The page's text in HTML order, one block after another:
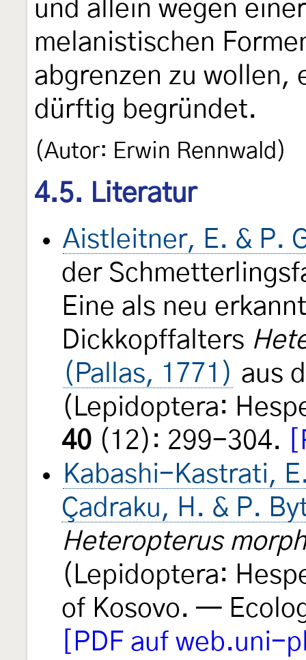
und allein wegen
melanistischen
abgrenzen zu wollen,
dürftig begründet.
(Autor: Erwin Rennwald)
4.5. Literatur
Aistleitner, E. & P.
der
Eine als neu
Dickkopffalters
(Pallas, 1771) aus
(Lepidoptera:
40 (12): 299-304.
Kabashi-Kastrati,
Çadraku, H. & P.
Heteropterus
(Lepidoptera:
of Kosovo. —
[PDF auf web.uni-